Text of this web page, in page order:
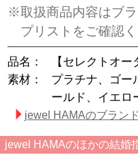
※取扱商品内容はブ
プリストをご確認
品名：
【セレクトオー
素材：
プラチナ、ゴー
ールド、イエロ
jewel HAMAのブラン
jewel HAMAのほかの結婚